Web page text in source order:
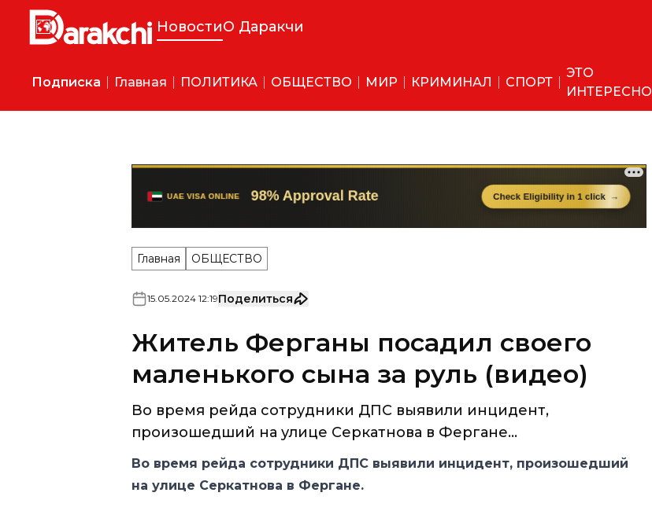
НовостиО Даракчи
Подписка Главная ПОЛИТИКА ОБЩЕСТВО МИР КРИМИНАЛ СПОРТ
ЭТО
ИНТЕРЕСНО
Главная ОБЩЕСТВО
15 05 2024 12:19Поделиться
Житель Ферганы посадил своего
маленького сына за руль (видео)
Во время рейда сотрудники ДПС выявили инцидент,
произошедший на улице Серкатнова в Фергане...
Во время рейда сотрудники ДПС выявили инцидент, произошедший
на улице Серкатнова в Фергане.